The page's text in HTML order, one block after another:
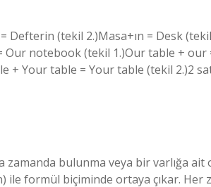
(tekil 2.)Masa+ın = Desk
Our notebook (tekil 1.)Our table +
Your table = Your table (tekil 2.)2
bulunma veya bir varlığa ait
ile formül biçiminde ortaya çıkar. Her